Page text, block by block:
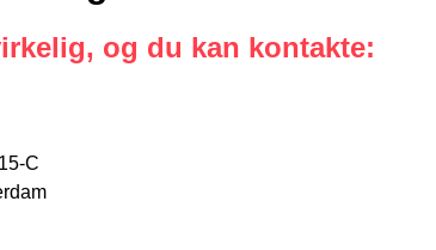
og du kan kontakte:
C